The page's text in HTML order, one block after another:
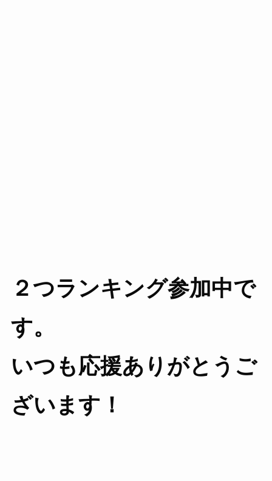
２つランキング参加中で
す。
いつも応援ありがとうご
ざいます！